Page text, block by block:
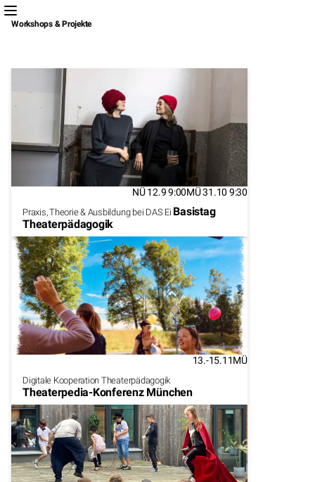
Workshops & Projekte
NÜ 12.9 9:00MÜ 31.10 9:30
Praxis, Theorie & Ausbildung bei DAS Ei Basistag
Theaterpädagogik
13.-15.11MÜ
Digitale Kooperation Theaterpädagogik
Theaterpedia-Konferenz München